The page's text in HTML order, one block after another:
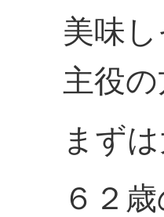
美味
主役
まず
６２